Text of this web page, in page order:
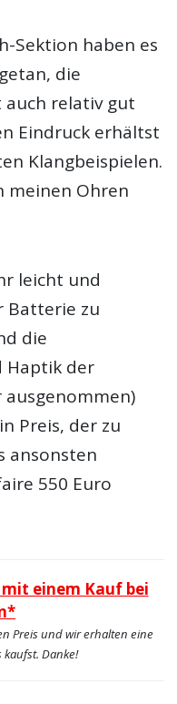
Sektion haben es
die
relativ gut
Eindruck erhältst
Klangbeispielen.
meinen Ohren
leicht und
Batterie zu
die
Haptik der
Preis, der zu
ansonsten
550 Euro
einem Kauf bei
Preis und wir erhalten eine
kaufst. Danke!